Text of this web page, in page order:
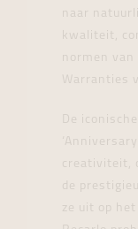
naar
kwaliteit,
normen
Warranties
De
creativiteit,
de
ze uit op